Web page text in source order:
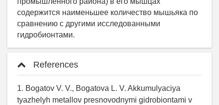
References
1. Bogatov V. V., Bogatova L. V. Akkumulyaciya
tyazhelyh metallov presnovodnymi gidrobiontami v